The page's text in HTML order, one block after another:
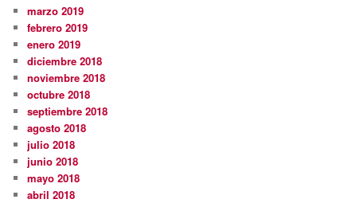
marzo 2019
febrero 2019
enero 2019
diciembre 2018
noviembre 2018
octubre 2018
septiembre 2018
agosto 2018
julio 2018
junio 2018
mayo 2018
abril 2018